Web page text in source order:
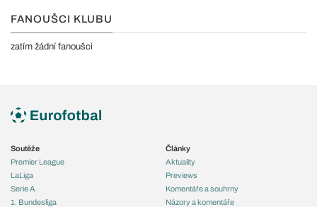
FANOUŠCI KLUBU
zatím žádní fanoušci
Soutěže
Premier League
LaLiga
Serie A
1. Bundesliga
Články
Aktuality
Previews
Komentáře a souhrny
Názory a komentáře